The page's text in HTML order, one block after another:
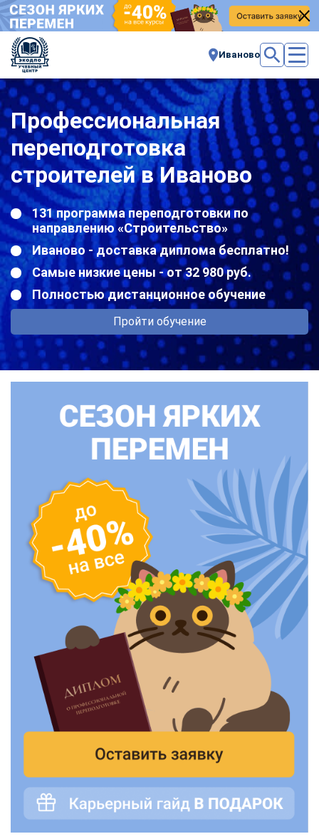
Иваново
Профессиональная
переподготовка
строителей в Иваново
131 программа переподготовки по
направлению «Строительство»
Иваново - доставка диплома бесплатно!
Самые низкие цены - от 32 980 руб.
Полностью дистанционное обучение
Пройти обучение